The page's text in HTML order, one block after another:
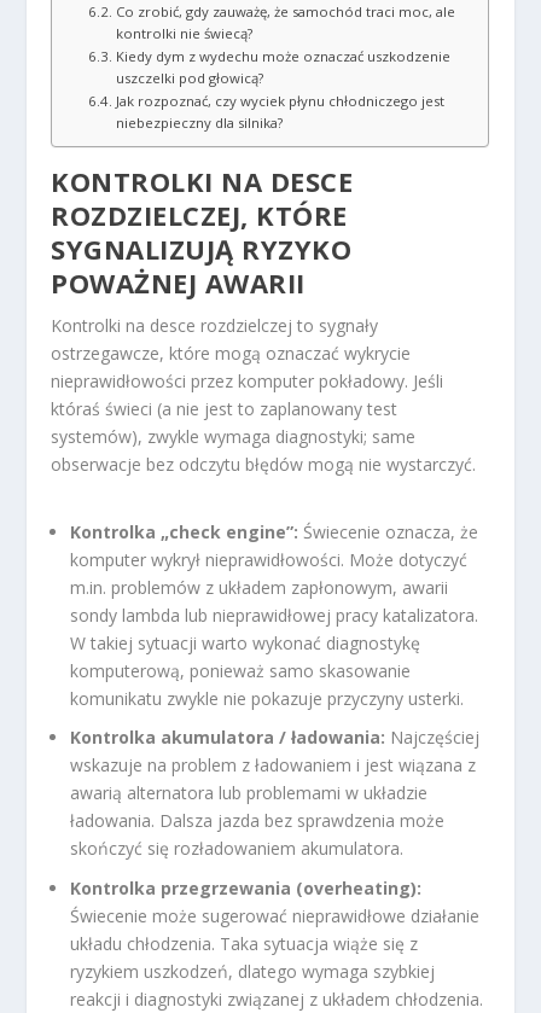
Co zrobić, gdy zauważę, że samochód traci moc, ale
kontrolki nie świecą?
Kiedy dym z wydechu może oznaczać uszkodzenie
uszczelki pod głowicą?
Jak rozpoznać, czy wyciek płynu chłodniczego jest
niebezpieczny dla silnika?
KONTROLKI NA DESCE
ROZDZIELCZEJ, KTÓRE
SYGNALIZUJĄ RYZYKO
POWAŻNEJ AWARII
Kontrolki na desce rozdzielczej to sygnały
ostrzegawcze, które mogą oznaczać wykrycie
nieprawidłowości przez komputer pokładowy. Jeśli
któraś świeci (a nie jest to zaplanowany test
systemów), zwykle wymaga diagnostyki; same
obserwacje bez odczytu błędów mogą nie wystarczyć.
Kontrolka „check engine”: Świecenie oznacza, że
komputer wykrył nieprawidłowości. Może dotyczyć
m.in. problemów z układem zapłonowym, awarii
sondy lambda lub nieprawidłowej pracy katalizatora.
W takiej sytuacji warto wykonać diagnostykę
komputerową, ponieważ samo skasowanie
komunikatu zwykle nie pokazuje przyczyny usterki.
Kontrolka akumulatora / ładowania: Najczęściej
wskazuje na problem z ładowaniem i jest wiązana z
awarią alternatora lub problemami w układzie
ładowania. Dalsza jazda bez sprawdzenia może
skończyć się rozładowaniem akumulatora.
Kontrolka przegrzewania (overheating):
Świecenie może sugerować nieprawidłowe działanie
układu chłodzenia. Taka sytuacja wiąże się z
ryzykiem uszkodzeń, dlatego wymaga szybkiej
reakcji i diagnostyki związanej z układem chłodzenia.